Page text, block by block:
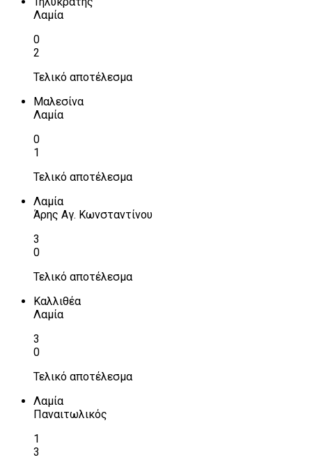
Λαμία
0
2
Τελικό αποτέλεσμα
Μαλεσίνα
Λαμία
0
1
Τελικό αποτέλεσμα
Λαμία
Άρης Αγ. Κωνσταντίνου
3
0
Τελικό αποτέλεσμα
Καλλιθέα
Λαμία
3
0
Τελικό αποτέλεσμα
Λαμία
Παναιτωλικός
1
3